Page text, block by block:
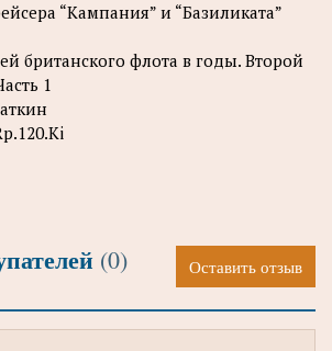
“Кампания” и “Базиликата”
британского флота в годы. Второй
1
(0) Оставить отзыв